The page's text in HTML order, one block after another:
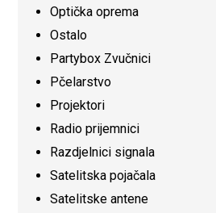
Optička oprema
Ostalo
Partybox Zvučnici
Pčelarstvo
Projektori
Radio prijemnici
Razdjelnici signala
Satelitska pojačala
Satelitske antene